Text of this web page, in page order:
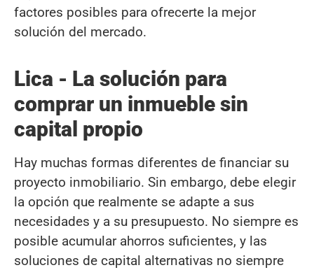
factores posibles para ofrecerte la mejor
solución del mercado.
Lica - La solución para
comprar un inmueble sin
capital propio
Hay muchas formas diferentes de financiar su
proyecto inmobiliario. Sin embargo, debe elegir
la opción que realmente se adapte a sus
necesidades y a su presupuesto. No siempre es
posible acumular ahorros suficientes, y las
soluciones de capital alternativas no siempre